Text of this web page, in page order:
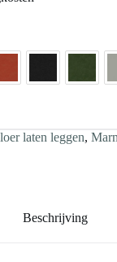
laten leggen,
Beschrijving